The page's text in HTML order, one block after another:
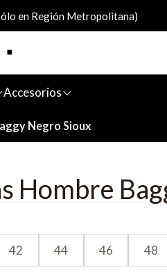
Accesorios
en Región Metropolitana)
Negro Sioux
Hombre
42 44 46 48